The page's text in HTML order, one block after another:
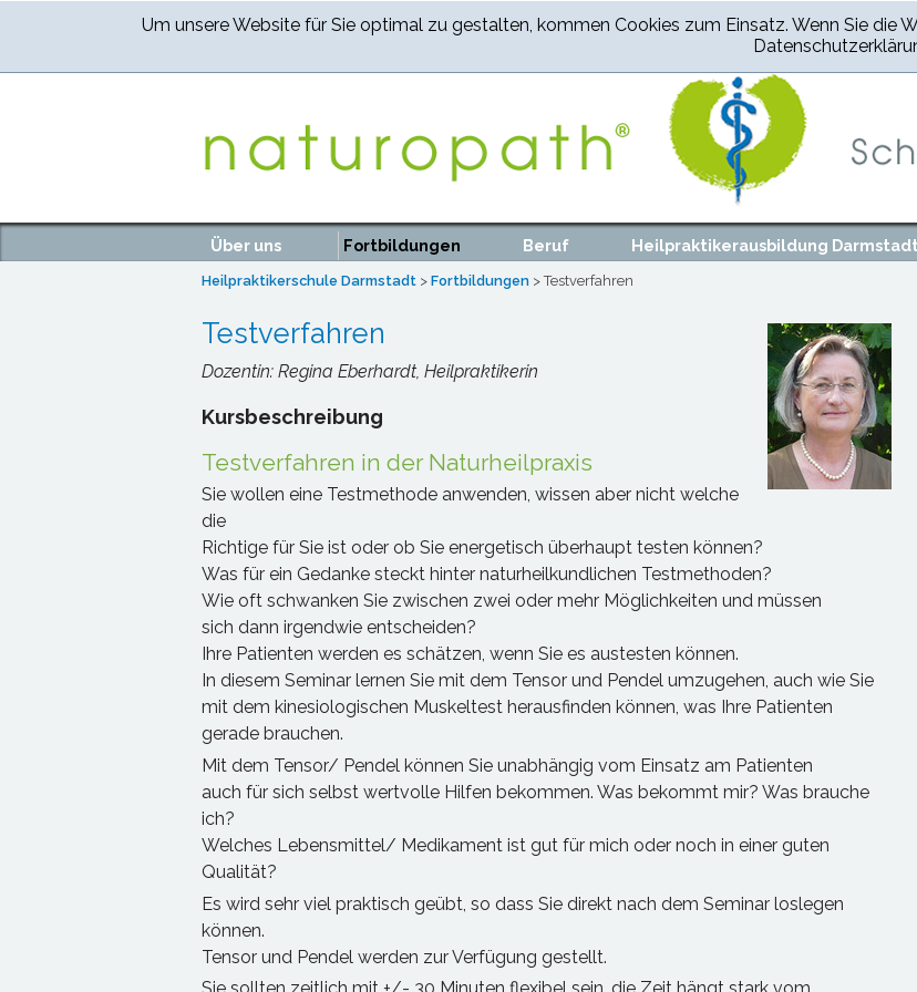
Über uns Fortbildungen Beruf Heilpraktikerausbildung
Heilpraktikerschule Darmstadt > Fortbildungen > Testverfahren
Testverfahren
Dozentin: Regina Eberhardt, Heilpraktikerin
Kursbeschreibung
Testverfahren in der Naturheilpraxis
Sie wollen eine Testmethode anwenden, wissen aber nicht welche
die
Richtige für Sie ist oder ob Sie energetisch überhaupt testen können?
Was für ein Gedanke steckt hinter naturheilkundlichen Testmethoden?
Wie oft schwanken Sie zwischen zwei oder mehr Möglichkeiten und müssen
sich dann irgendwie entscheiden?
Ihre Patienten werden es schätzen, wenn Sie es austesten können.
In diesem Seminar lernen Sie mit dem Tensor und Pendel umzugehen, auch wie Sie
mit dem kinesiologischen Muskeltest herausfinden können, was Ihre Patienten
gerade brauchen.
Mit dem Tensor/ Pendel können Sie unabhängig vom Einsatz am Patienten
auch für sich selbst wertvolle Hilfen bekommen. Was bekommt mir? Was brauche
ich?
Welches Lebensmittel/ Medikament ist gut für mich oder noch in einer guten
Qualität?
Es wird sehr viel praktisch geübt, so dass Sie direkt nach dem Seminar loslegen
können.
Tensor und Pendel werden zur Verfügung gestellt.
Um unsere Website für Sie optimal zu gestalten, kommen Cookies zum Einsatz. Wenn Sie die